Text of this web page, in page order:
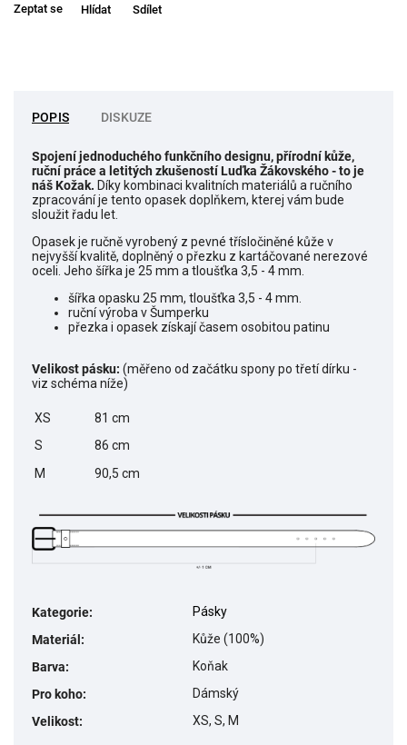
Zeptat se Hlídat Sdílet
POPIS DISKUZE
Spojení jednoduchého funkčního designu, přírodní kůže,
ruční práce a letitých zkušeností Luďka Žákovského - to je
náš Kožak. Díky kombinaci kvalitních materiálů a ručního
zpracování je tento opasek doplňkem, kterej vám bude
sloužit řadu let.
Opasek je ručně vyrobený z pevné třísločiněné kůže v
nejvyšší kvalitě, doplněný o přezku z kartáčované nerezové
oceli. Jeho šířka je 25 mm a tloušťka 3,5 - 4 mm.
šířka opasku 25 mm, tloušťka 3,5 - 4 mm.
ruční výroba v Šumperku
přezka i opasek získají časem osobitou patinu
Velikost pásku: (měřeno od začátku spony po třetí dírku -
viz schéma níže)
XS
81 cm
S
86 cm
M
90,5 cm
Kategorie:
Pásky
Materiál :
Kůže (100%)
Barva:
Koňak
Pro koho:
Dámský
Velikost: XS, S, M